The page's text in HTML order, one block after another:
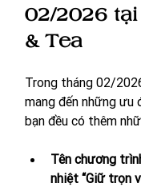
02/2026
& Tea
Trong tháng 02/
mang đến những ưu
bạn đều có thêm
Tên chương
nhiệt “Giữ trọn